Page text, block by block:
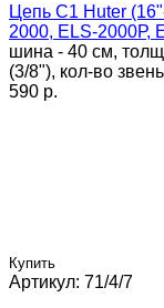
Цепь C1 Huter
2000, ELS-2000Р,
шина - 40 см,
(3/8"), кол-во
590 p.
Купить
Артикул: 71/4/7